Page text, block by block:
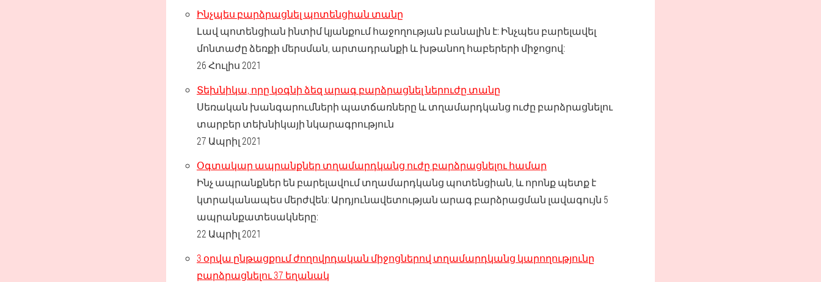
Ինչպես բարձրացնել պոտենցիան տանը
Լավ պոտենցիան ինտիմ կյանքում հաջողության բանալին է: Ինչպես բարելավել
մոնտաժը ձեռքի մերսման, արտադրանքի և խթանող հաբերերի միջոցով:
26 Հուլիս 2021
Տեխնիկա, որը կօգնի ձեզ արագ բարձրացնել ներուժը տանը
Սեռական խանգարումների պատճառները և տղամարդկանց ուժը բարձրացնելու
տարբեր տեխնիկայի նկարագրություն
27 Ապրիլ 2021
Օգտակար ապրանքներ տղամարդկանց ուժը բարձրացնելու համար
Ինչ ապրանքներ են բարելավում տղամարդկանց պոտենցիան, և որոնք պետք է
կտրականապես մերժվեն: Արդյունավետության արագ բարձրացման լավագույն 5
ապրանքատեսակները:
22 Ապրիլ 2021
3 օրվա ընթացքում ժողովրդական միջոցներով տղամարդկանց կարողությունը
բարձրացնելու 37 եղանակ